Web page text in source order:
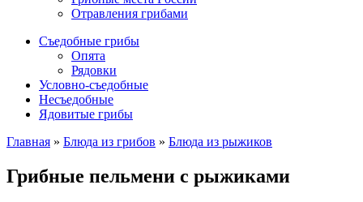
Отравления грибами
Съедобные грибы
Опята
Рядовки
Условно-съедобные
Несъедобные
Ядовитые грибы
Главная » Блюда из грибов » Блюда из рыжиков
Грибные пельмени с рыжиками